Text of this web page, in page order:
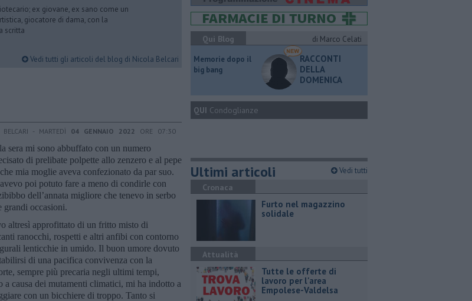
ex giovane, ex sano come un
giocatore di dama, con la
scritta
Vedi tutti gli articoli del blog di Nicola Belcari
- MARTEDÌ 04 GENNAIO 2022 ORE 07:30
sera mi sono abbuffato con un numero
di prelibate polpette allo zenzero e al pepe
mia moglie aveva confezionato da par suo.
poi potuto fare a meno di condirle con
dell’annata migliore che tenevo in serbo
grandi occasioni.
altresì approfittato di un fritto misto di
ranocchi, rospetti e altri anfibi con contorno
lenticchie in umido. Il buon umore dovuto
di una pacifica convivenza con la
sempre più precaria negli ultimi tempi,
a causa dei mutamenti climatici, mi ha indotto a
con un bicchiere di troppo. Tanto si
Qui Blog
di Marco Celati
Memorie dopo il
big bang
RACCONTI
DELLA
DOMENICA
QUI Condoglianze
Ultimi articoli Vedi tutti
Cronaca
Furto nel magazzino
solidale
Attualità
​Tutte le offerte di
lavoro per l'area
Empolese-Valdelsa